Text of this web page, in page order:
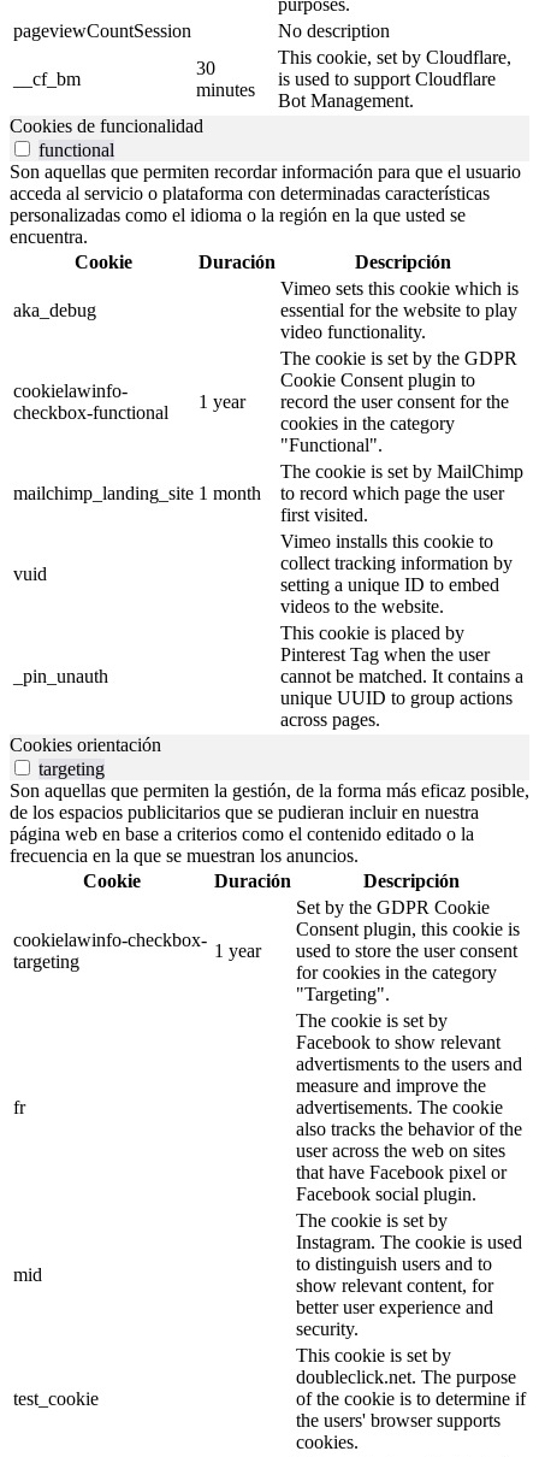
purposes.
pageviewCountSession
No description
__cf_bm
30
minutes
This cookie, set by Cloudflare,
is used to support Cloudflare
Bot Management.
Cookies de funcionalidad
functional
Son aquellas que permiten recordar información para que el usuario
acceda al servicio o plataforma con determinadas características
personalizadas como el idioma o la región en la que usted se
encuentra.
Cookie
Duración Descripción
aka_debug
Vimeo sets this cookie which is
essential for the website to play
video functionality.
cookielawinfo-
checkbox-functional
1 year
The cookie is set by the GDPR
Cookie Consent plugin to
record the user consent for the
cookies in the category
"Functional".
mailchimp_landing_site 1 month
The cookie is set by MailChimp
to record which page the user
first visited.
vuid
Vimeo installs this cookie to
collect tracking information by
setting a unique ID to embed
videos to the website.
_pin_unauth
This cookie is placed by
Pinterest Tag when the user
cannot be matched. It contains a
unique UUID to group actions
across pages.
Cookies orientación
targeting
Son aquellas que permiten la gestión, de la forma más eficaz posible,
de los espacios publicitarios que se pudieran incluir en nuestra
página web en base a criterios como el contenido editado o la
frecuencia en la que se muestran los anuncios.
Cookie
Duración Descripción
cookielawinfo-checkbox-
targeting
1 year
Set by the GDPR Cookie
Consent plugin, this cookie is
used to store the user consent
for cookies in the category
"Targeting".
fr
The cookie is set by
Facebook to show relevant
advertisments to the users and
measure and improve the
advertisements. The cookie
also tracks the behavior of the
user across the web on sites
that have Facebook pixel or
Facebook social plugin.
mid
The cookie is set by
Instagram. The cookie is used
to distinguish users and to
show relevant content, for
better user experience and
security.
test_cookie
This cookie is set by
doubleclick.net. The purpose
of the cookie is to determine if
the users' browser supports
cookies.